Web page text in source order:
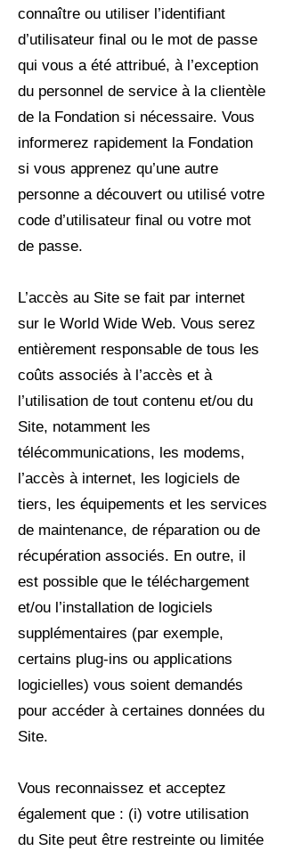
connaître ou utiliser l’identifiant
d’utilisateur final ou le mot de passe
qui vous a été attribué, à l’exception
du personnel de service à la clientèle
de la Fondation si nécessaire. Vous
informerez rapidement la Fondation
si vous apprenez qu’une autre
personne a découvert ou utilisé votre
code d’utilisateur final ou votre mot
de passe.
L’accès au Site se fait par internet
sur le World Wide Web. Vous serez
entièrement responsable de tous les
coûts associés à l’accès et à
l’utilisation de tout contenu et/ou du
Site, notamment les
télécommunications, les modems,
l’accès à internet, les logiciels de
tiers, les équipements et les services
de maintenance, de réparation ou de
récupération associés. En outre, il
est possible que le téléchargement
et/ou l’installation de logiciels
supplémentaires (par exemple,
certains plug-ins ou applications
logicielles) vous soient demandés
pour accéder à certaines données du
Site.
Vous reconnaissez et acceptez
également que : (i) votre utilisation
du Site peut être restreinte ou limitée